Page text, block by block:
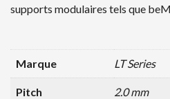
supports modulaires tels que
Marque LT Series
Pitch 2.0 mm